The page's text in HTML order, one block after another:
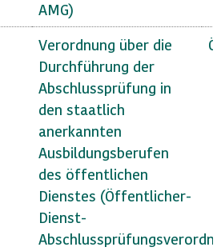
AMG)
Verordnung über die
Durchführung der
Abschlussprüfung in
den staatlich
anerkannten
Ausbildungsberufen
des öffentlichen
Dienstes (Öffentlicher-
Dienst-